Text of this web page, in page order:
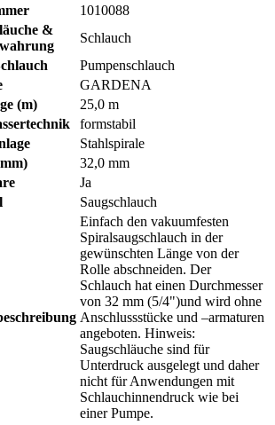
1010088
&
Schlauch
Pumpenschlauch
GARDENA
(m)
25,0 m
formstabil
Stahlspirale
32,0 mm
Ja
Saugschlauch
Einfach den vakuumfesten
Spiralsaugschlauch in der
gewünschten Länge von der
Rolle abschneiden. Der
Schlauch hat einen Durchmesser
von 32 mm (5/4")und wird ohne
Anschlussstücke und –armaturen
angeboten. Hinweis:
Saugschläuche sind für
Unterdruck ausgelegt und daher
nicht für Anwendungen mit
Schlauchinnendruck wie bei
einer Pumpe.